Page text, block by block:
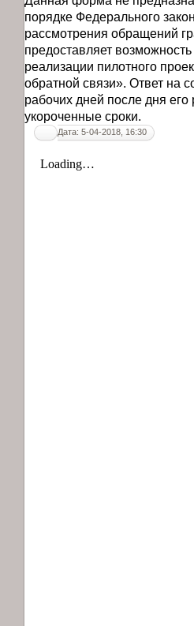
порядке Федерального
рассмотрения обращений
предоставляет
реализации пилотного
обратной связи». Ответ на
рабочих дней после дня
укороченные сроки.
Дата: 5-04-2018, 16:30